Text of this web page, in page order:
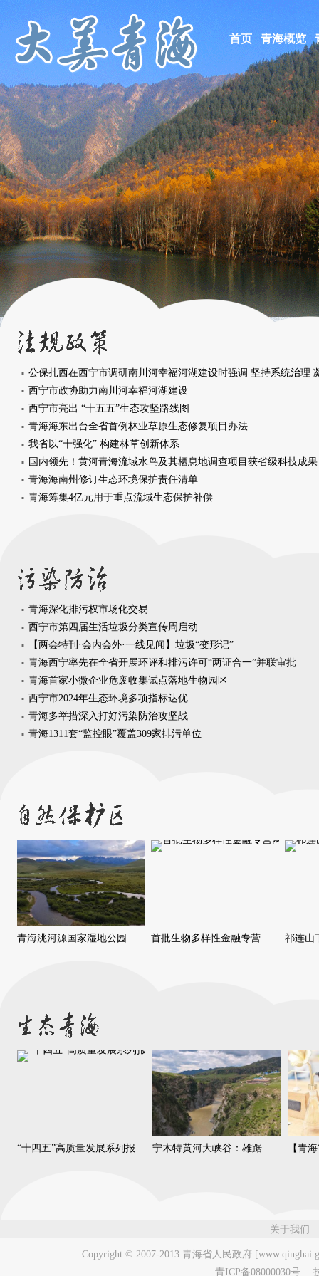
首页 青海概览
西宁市政协助力南川河幸福河湖建设
西宁市亮出 “十五五”生态攻坚路线图
青海海东出台全省首例林业草原生态修复项目办法
我省以“十强化” 构建林草创新体系
国内领先！黄河青海流域水鸟及其栖息地调查项目获省级科技成果
青海海南州修订生态环境保护责任清单
青海筹集4亿元用于重点流域生态保护补偿
青海深化排污权市场化交易
西宁市第四届生活垃圾分类宣传周启动
【两会特刊·会内会外·一线见闻】垃圾“变形记”
青海西宁率先在全省开展环评和排污许可“两证合一”并联审批
青海首家小微企业危废收集试点落地生物园区
西宁市2024年生态环境多项指标达优
青海多举措深入打好污染防治攻坚战
青海1311套“监控眼”覆盖309家排污单位
青海洮河源国家湿地公园：筑牢黄河上游生态屏障 打造高寒湿地保护典范 首批生物多样性金融专营网点设立
“十四五”高质量发展系列报道之生态环保篇 宁木特黄河大峡谷：雄踞高原川峡相依 生态文旅新地标
关于我们
Copyright © 2007-2013 青海省人民政府
青ICP备08000030号